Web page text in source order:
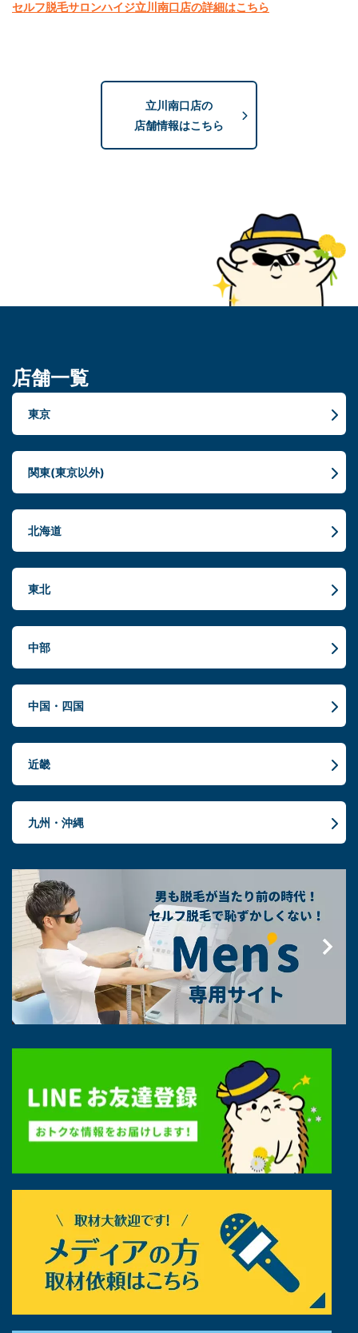
セルフ脱毛サロンハイジ立川南口店の詳細はこちら
立川南口店の
店舗情報はこちら
店舗一覧
東京
関東(東京以外)
北海道
東北
中部
中国・四国
近畿
九州・沖縄